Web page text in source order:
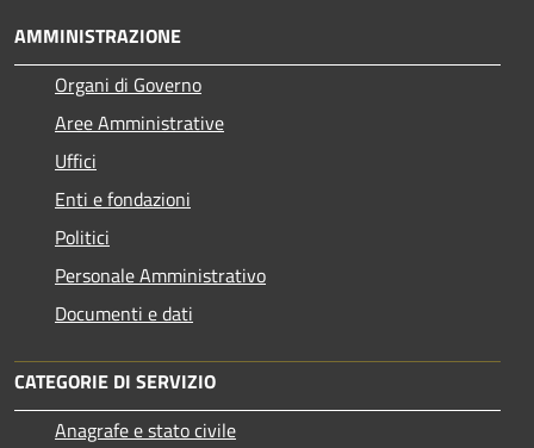
AMMINISTRAZIONE
Organi di Governo
Aree Amministrative
Uffici
Enti e fondazioni
Politici
Personale Amministrativo
Documenti e dati
CATEGORIE DI SERVIZIO
Anagrafe e stato civile